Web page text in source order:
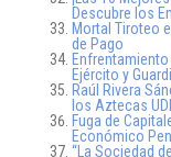
Descubre los
Mortal Tiroteo
de Pago
Ejército y
Raúl Rivera
los Aztecas
Fuga de
Económico
“La Sociedad